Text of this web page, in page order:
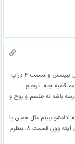
من با وجود اینکه منتظر این سریال بودم اما نتونستم کامل ببینمش و قسمت ۴ دراپ
قضیه چیه…ترجیح
باشه نه طلسم و روح و
ادامشو ببینم مثل همین یا
بوسه سایرن که قسمت ۵ رو دیدم بعد دراپ زدم یا کلاس آیته وون قسمت ۸…بنظرم